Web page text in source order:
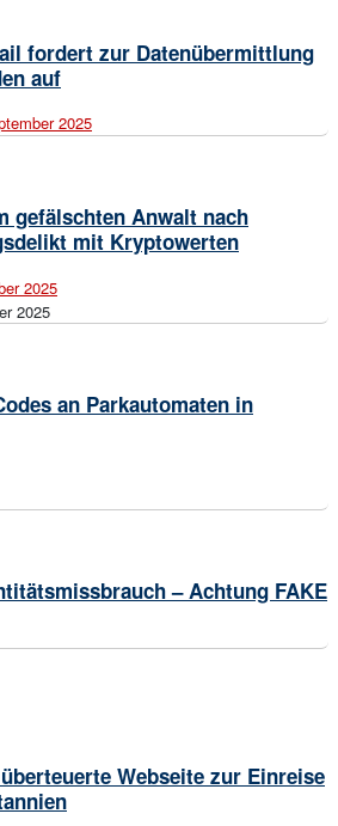
fordert zur Datenübermittlung
auf
2025
gefälschten Anwalt nach
mit Kryptowerten
2025
2025
an Parkautomaten in
– Achtung FAKE
Webseite zur Einreise